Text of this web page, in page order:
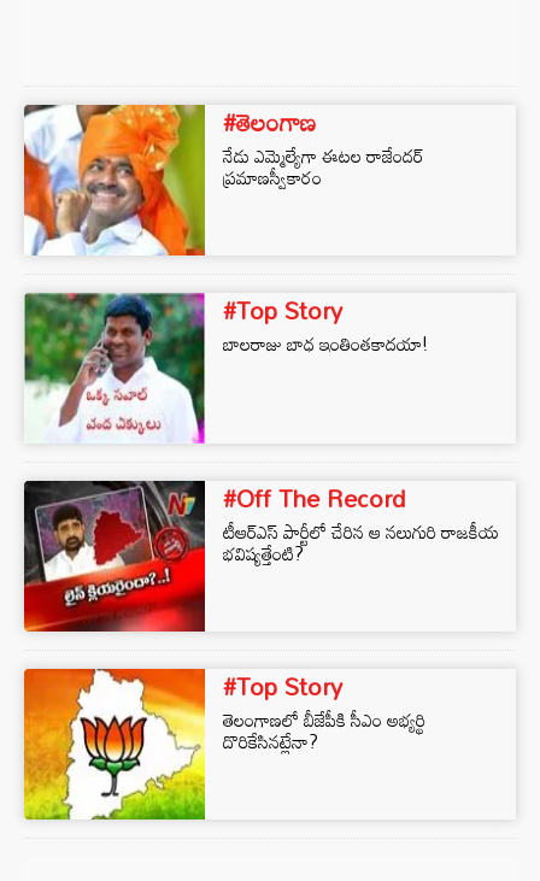
#తెలంగాణ
నేడు ఎమ్మెల్యేగా ఈట‌ల రాజేందర్
ప్ర‌మాణ‌స్వీకారం
#Top Story
బాలరాజు బాధ ఇంతింతకాదయా!
#Off The Record
టీఆర్‌ఎస్‌ పార్టీలో చేరిన ఆ నలుగురి రాజకీయ
భవిష్యత్తేంటి?
#Top Story
తెలంగాణలో బీజేపీకి సీఎం అభ్యర్థి
దొరికేసినట్లేనా?